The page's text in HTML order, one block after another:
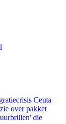
Ceuta
over pakket
die